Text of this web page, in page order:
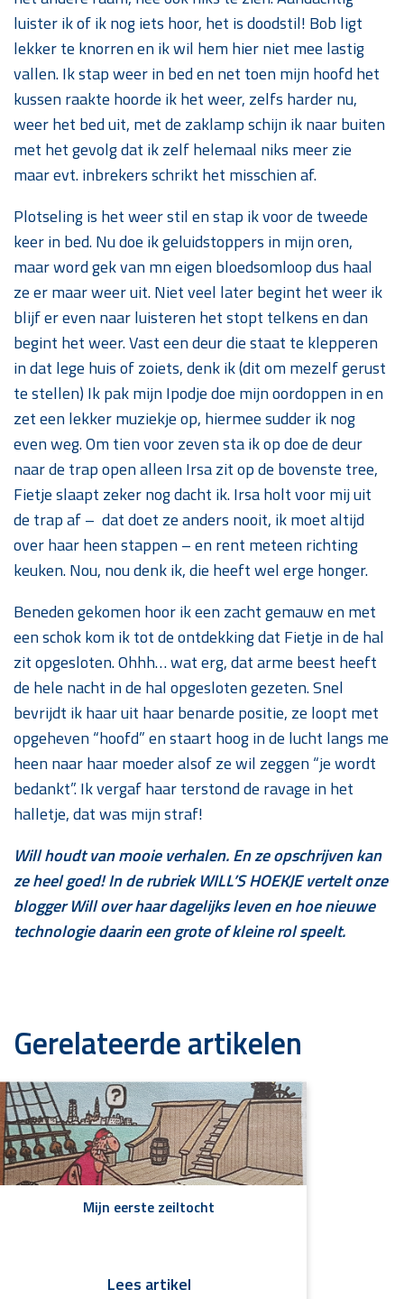
luister ik of ik nog iets hoor, het is doodstil! Bob ligt
lekker te knorren en ik wil hem hier niet mee lastig
vallen. Ik stap weer in bed en net toen mijn hoofd het
kussen raakte hoorde ik het weer, zelfs harder nu,
weer het bed uit, met de zaklamp schijn ik naar buiten
met het gevolg dat ik zelf helemaal niks meer zie
maar evt. inbrekers schrikt het misschien af.
Plotseling is het weer stil en stap ik voor de tweede
keer in bed. Nu doe ik geluidstoppers in mijn oren,
maar word gek van mn eigen bloedsomloop dus haal
ze er maar weer uit. Niet veel later begint het weer ik
blijf er even naar luisteren het stopt telkens en dan
begint het weer. Vast een deur die staat te klepperen
in dat lege huis of zoiets, denk ik (dit om mezelf gerust
te stellen) Ik pak mijn Ipodje doe mijn oordoppen in en
zet een lekker muziekje op, hiermee sudder ik nog
even weg. Om tien voor zeven sta ik op doe de deur
naar de trap open alleen Irsa zit op de bovenste tree,
Fietje slaapt zeker nog dacht ik. Irsa holt voor mij uit
de trap af – dat doet ze anders nooit, ik moet altijd
over haar heen stappen – en rent meteen richting
keuken. Nou, nou denk ik, die heeft wel erge honger.
Beneden gekomen hoor ik een zacht gemauw en met
een schok kom ik tot de ontdekking dat Fietje in de hal
zit opgesloten. Ohhh… wat erg, dat arme beest heeft
de hele nacht in de hal opgesloten gezeten. Snel
bevrijdt ik haar uit haar benarde positie, ze loopt met
opgeheven “hoofd” en staart hoog in de lucht langs me
heen naar haar moeder alsof ze wil zeggen “je wordt
bedankt”. Ik vergaf haar terstond de ravage in het
halletje, dat was mijn straf!
Will houdt van mooie verhalen. En ze opschrijven kan
ze heel goed! In de rubriek WILL’S HOEKJE vertelt onze
blogger Will over haar dagelijks leven en hoe nieuwe
technologie daarin een grote of kleine rol speelt.
Gerelateerde artikelen
Mijn eerste zeiltocht
Lees artikel